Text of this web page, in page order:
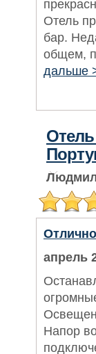
Отель
бар.
общем,
дальше
апрель
Напор